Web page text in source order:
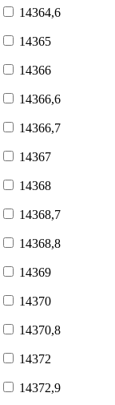
14364,6
14365
14366
14366,6
14366,7
14367
14368
14368,7
14368,8
14369
14370
14370,8
14372
14372,9